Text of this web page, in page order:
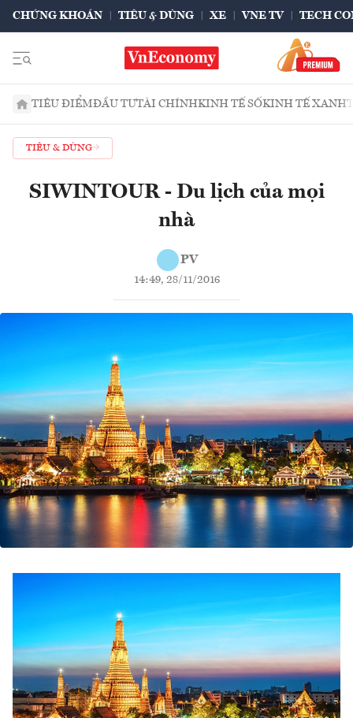
CHỨNG KHOÁN TIÊU & DÙNG XE VNE TV TECH
TIÊU ĐIỂMĐẦU TƯTÀI CHÍNHKINH TẾ SỐKINH TẾ XANH
TIÊU & DÙNG
SIWINTOUR - Du lịch của mọi
nhà
PV
14:49, 28/11/2016